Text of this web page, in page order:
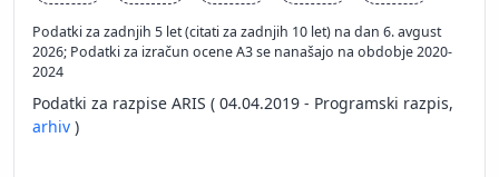
Podatki za zadnjih 5 let (citati za zadnjih 10 let) na dan 6. avgust
2026; Podatki za izračun ocene A3 se nanašajo na obdobje 2020-
2024
Podatki za razpise ARIS ( 04.04.2019 - Programski razpis,
arhiv )